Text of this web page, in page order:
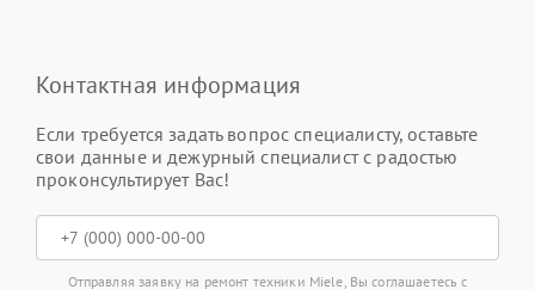
Контактная информация
Если требуется задать вопрос специалисту, оставьте
свои данные и дежурный специалист с радостью
проконсультирует Вас!
Отправляя заявку на ремонт техники Miele, Вы соглашаетесь с